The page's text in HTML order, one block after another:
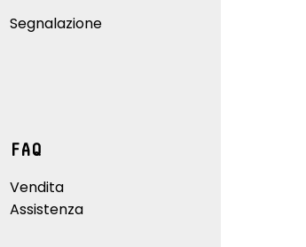
Segnalazione
FAQ
Vendita
Assistenza